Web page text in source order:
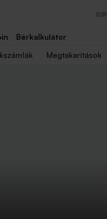
EUR
Bérkalkulátor
Megtakarítások